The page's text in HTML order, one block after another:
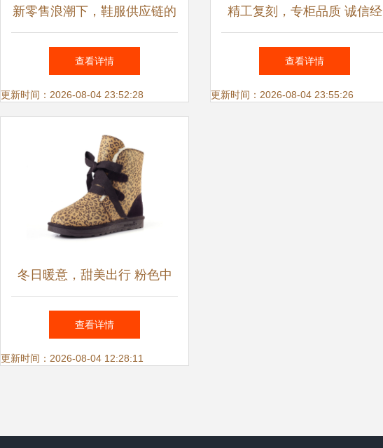
新零售浪潮下，鞋服供应链的
挑战与变革 从张勇的战略视
角看行业重塑
查看详情
更新时间：2026-08-04 23:52:28
精工复刻，专柜品质 诚信经
营大牌鞋服，邀您携手共赢
查看详情
更新时间：2026-08-04 23:55:26
冬日暖意，甜美出行 粉色中
筒蝴蝶结雪地靴穿搭指南
查看详情
更新时间：2026-08-04 12:28:11